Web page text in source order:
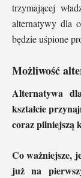
trzymającej
alternatywy dla
będzie uśpione
Możliwość
Alternatywa
kształcie
coraz pilniejszą
Co ważniejsze,
już na